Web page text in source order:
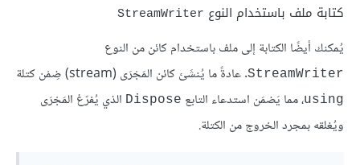
كتابة ملف باستخدام النوع StreamWriter
يُمكنك أيضًا الكتابة إلى ملف باستخدام كائن من النوع
StreamWriter. عادةً ما يُنشَئ كائن المَجْرَى (stream) ضِمْن كتلة
using، مما يَضمَن استدعاء التابع Dispose الذي يُفرّغ المَجْرَى
ويُغلقه بمجرد الخروج من الكتلة.